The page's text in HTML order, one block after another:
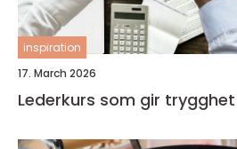
inspiration
17. March 2026
Lederkurs som gir